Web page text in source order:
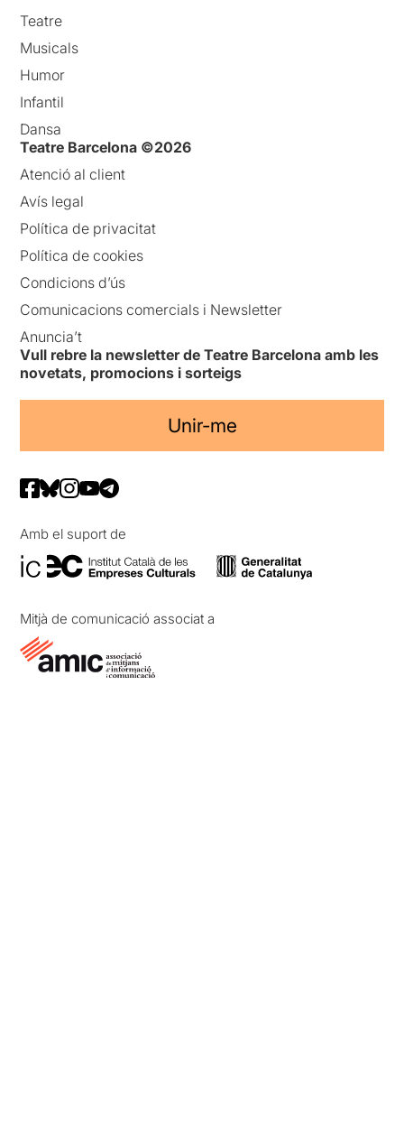
Teatre
Musicals
Humor
Infantil
Dansa
Teatre Barcelona ©2026
Atenció al client
Avís legal
Política de privacitat
Política de cookies
Condicions d’ús
Comunicacions comercials i Newsletter
Anuncia’t
Vull rebre la newsletter de Teatre Barcelona amb les
novetats, promocions i sorteigs
Unir-me
Amb el suport de
Mitjà de comunicació associat a